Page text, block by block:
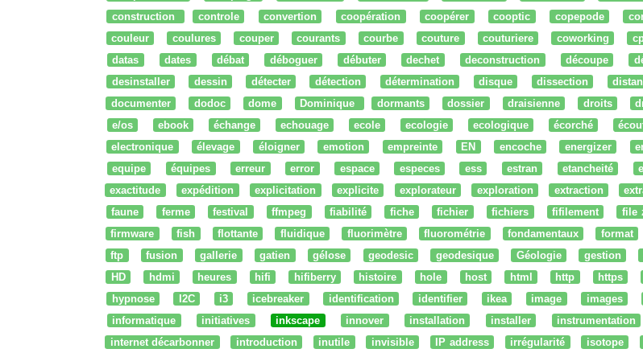
construction
controle convertion coopération coopérer cooptic copepode
couleur
coulures couper courants courbe couture couturiere coworking
datas
dates débat déboguer débuter dechet deconstruction découpe
desinstaller
dessin détecter détection détermination disque dissection
documenter
dodoc dome Dominique dormants dossier draisienne droits
e/os
ebook échange echouage ecole ecologie ecologique écorché
electronique
élevage éloigner emotion empreinte EN encoche energizer
equipe
équipes erreur error espace especes ess estran etancheité
exactitude
expédition explicitation explicite explorateur exploration extraction
faune
ferme festival ffmpeg fiabilité fiche fichier fichiers fifilement file
firmware
fish flottante fluidique fluorimètre fluorométrie fondamentaux format
ftp
fusion gallerie gatien gélose geodesic geodesique Géologie gestion
HD
hdmi heures hifi hifiberry histoire hole host html http https
hypnose
I2C i3 icebreaker identification identifier ikea image images
informatique
initiatives inkscape innover installation installer instrumentation
internet décarbonner
introduction inutile invisible IP address irrégularité isotope